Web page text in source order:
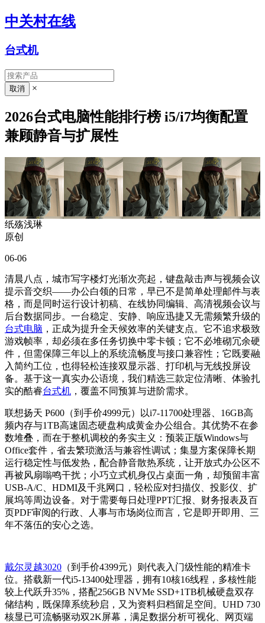
中关村在线
台式机
×
2026台式电脑性能排行榜 i5/i7均衡配置
兼顾静音与扩展性
纸殇浅琳
原创
06-06
清晨八点，城市写字楼灯光渐次亮起，键盘敲击声与视频会议
提示音交织——办公白领的日常，早已不是简单处理邮件与表
格，而是同时运行设计初稿、在线协同编辑、高清视频会议与
后台数据同步。一台稳定、安静、响应迅捷又无需频繁升级的
台式电脑 ，正成为提升全天候效率的关键支点。它不追求极致
游戏帧率，却必须在多任务切换中零卡顿；它不必堆砌冗余硬
件，但需保障三年以上的系统流畅度与接口兼容性；它既要融
入简约工位，也得轻松连接双显示器、打印机与无线投屏设
备。基于这一真实办公语境，我们精选三款定位清晰、体验扎
实的酷睿台式机 ，覆盖不同预算与进阶需求。
联想扬天 P600（到手价4999元）以i7-11700处理器、16GB高
频内存与1TB高速固态硬盘构成黄金办公组合。其优势不在参
数堆叠，而在于整机调校的务实主义：预装正版Windows与
Office套件，省去繁琐激活与兼容性调试；集显方案保障长期
运行稳定性与低发热，配合静音散热系统，让开放式办公区不
再被风扇嗡鸣干扰；小巧立式机身仅占桌面一角，却预留丰富
USB-A/C、HDMI及千兆网口，轻松应对扫描仪、投影仪、扩
展坞等周边设备。对于需要每日处理PPT汇报、财务报表及百
页PDF审阅的行政、人事与市场岗位而言，它是即开即用、三
年不落伍的安心之选。
戴尔灵越3020 （到手价4399元）则代表入门级性能的精准卡
位。搭载新一代i5-13400处理器，拥有10核16线程，多核性能
较上代跃升35%，搭配256GB NVMe SSD+1TB机械硬盘双存
储结构，既保障系统秒启，又为资料归档留足空间。UHD 730
核显已可流畅驱动双2K屏幕，满足数据分析可视化、网页端